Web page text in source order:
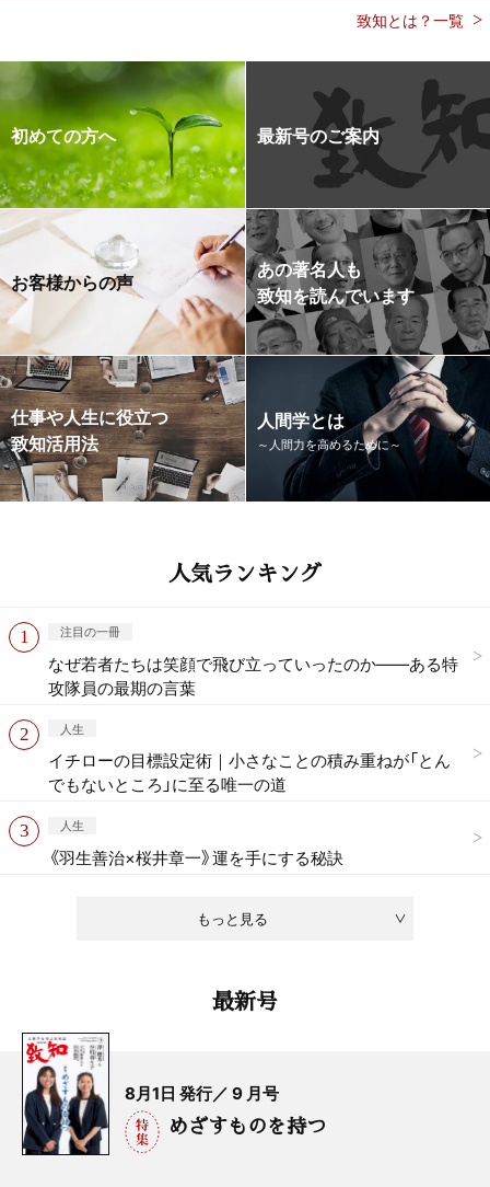
致知とは？一覧
初めての方へ 最新号のご案内
お客様からの声
あの著名人も
致知を読んでいます
仕事や人生に役立つ
致知活用法
人間学とは
～人間力を高めるために～
人気ランキング
もっと見る
注目の一冊
なぜ若者たちは笑顔で飛び立っていったのか——ある特
攻隊員の最期の言葉
人生
イチローの目標設定術｜小さなことの積み重ねが「とん
でもないところ」に至る唯一の道
人生
《羽生善治×桜井章一》運を手にする秘訣
最新号
8月1日 発行／ 9 月号
めざすものを持つ